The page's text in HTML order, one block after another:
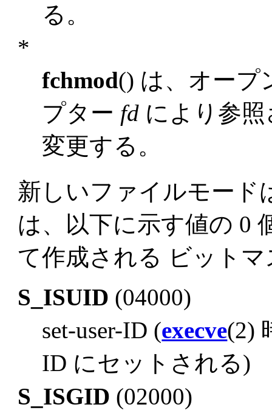
る。
*
fchmod() は、オープ
プター fd により参
変更する。
新しいファイルモード
は、以下に示す値の 0
て作成される ビット
S_ISUID (04000)
set-user-ID (execve(2)
ID にセットされる)
S_ISGID (02000)